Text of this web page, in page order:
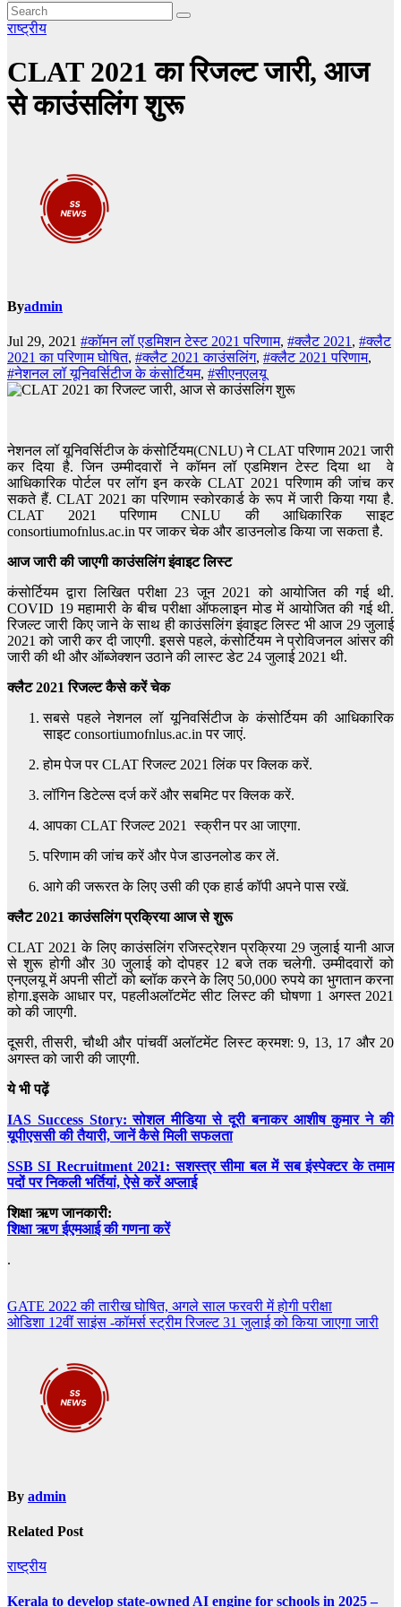
राष्ट्रीय
CLAT 2021 का रिजल्ट जारी, आज
से काउंसलिंग शुरू
Byadmin
Jul 29, 2021 #कॉमन लॉ एडमिशन टेस्ट 2021 परिणाम, #क्लैट 2021, #क्लैट
2021 का परिणाम घोषित, #क्लैट 2021 काउंसलिंग, #क्लैट 2021 परिणाम,
#नेशनल लॉ यूनिवर्सिटीज के कंसोर्टियम, #सीएनएलयू
नेशनल लॉ यूनिवर्सिटीज के कंसोर्टियम(CNLU) ने CLAT परिणाम 2021 जारी
कर दिया है. जिन उम्मीदवारों ने कॉमन लॉ एडमिशन टेस्ट दिया था वे
आधिकारिक पोर्टल पर लॉग इन करके CLAT 2021 परिणाम की जांच कर
सकते हैं. CLAT 2021 का परिणाम स्कोरकार्ड के रूप में जारी किया गया है.
CLAT 2021 परिणाम CNLU की आधिकारिक साइट
consortiumofnlus.ac.in पर जाकर चेक और डाउनलोड किया जा सकता है.
आज जारी की जाएगी काउंसलिंग इंवाइट लिस्ट
कंसोर्टियम द्वारा लिखित परीक्षा 23 जून 2021 को आयोजित की गई थी.
COVID 19 महामारी के बीच परीक्षा ऑफलाइन मोड में आयोजित की गई थी.
रिजल्ट जारी किए जाने के साथ ही काउंसलिंग इंवाइट लिस्ट भी आज 29 जुलाई
2021 को जारी कर दी जाएगी. इससे पहले, कंसोर्टियम ने प्रोविजनल आंसर की
जारी की थी और ऑब्जेक्शन उठाने की लास्ट डेट 24 जुलाई 2021 थी.
क्लैट 2021रिजल्ट कैसे करें चेक
सबसे पहले नेशनल लॉ यूनिवर्सिटीज के कंसोर्टियम की आधिकारिक
साइट consortiumofnlus.ac.in पर जाएं.
होम पेज पर CLAT रिजल्ट 2021 लिंक पर क्लिक करें.
लॉगिन डिटेल्स दर्ज करें और सबमिट पर क्लिक करें.
आपका CLAT रिजल्ट 2021 स्क्रीन पर आ जाएगा.
परिणाम की जांच करें और पेज डाउनलोड कर लें.
आगे की जरूरत के लिए उसी की एक हार्ड कॉपी अपने पास रखें.
क्लैट 2021काउंसलिंग प्रक्रिया आज से शुरू
CLAT 2021 के लिए काउंसलिंग रजिस्ट्रेशन प्रक्रिया 29 जुलाई यानी आज
से शुरू होगी और 30 जुलाई को दोपहर 12 बजे तक चलेगी. उम्मीदवारों को
एनएलयू में अपनी सीटों को ब्लॉक करने के लिए 50,000 रुपये का भुगतान करना
होगा.इसके आधार पर, पहलीअलॉटमेंट सीट लिस्ट की घोषणा 1 अगस्त 2021
को की जाएगी.
दूसरी, तीसरी, चौथी और पांचवीं अलॉटमेंट लिस्ट क्रमश: 9, 13, 17 और 20
अगस्त को जारी की जाएगी.
ये भी पढ़ें
IAS Success Story: सोशल मीडिया से दूरी बनाकर आशीष कुमार ने की
यूपीएससी की तैयारी, जानें कैसे मिली सफलता
SSB SI Recruitment 2021: सशस्त्र सीमा बल में सब इंस्पेक्टर के तमाम
पदों पर निकली भर्तियां, ऐसे करें अप्लाई
शिक्षा ऋण जानकारी:
शिक्षा ऋण ईएमआई की गणना करें
.
Post
navigation
GATE 2022 की तारीख घोषित, अगले साल फरवरी में होगी परीक्षा
ओडिशा 12वीं साइंस -कॉमर्स स्ट्रीम रिजल्ट 31 जुलाई को किया जाएगा जारी
By admin
Related Post
राष्ट्रीय
Kerala to develop state-owned AI engine for schools in 2025 –